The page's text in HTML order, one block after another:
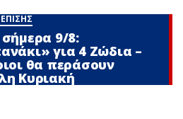
9/8:
για 4 Zώδια –
θα περάσουν
Κυριακή